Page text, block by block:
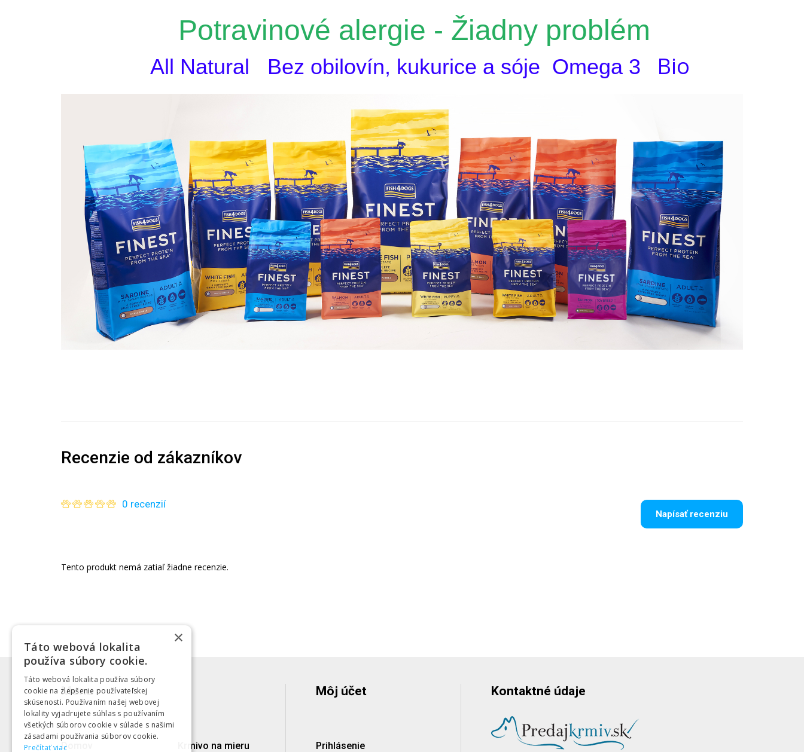
Potravinové alergie - Žiadny problém
All Natural Bez obilovín, kukurice a sóje Omega 3 Bio
Recenzie od zákazníkov
0 recenzií
Napísať recenziu
Tento produkt nemá zatiaľ žiadne recenzie.
Menu
Domov Krmivo na mieru
Môj účet
Prihlásenie
Kontaktné údaje
×
Táto webová lokalita
používa súbory cookie.
Táto webová lokalita používa súbory
cookie na zlepšenie používateľskej
skúsenosti. Používaním našej webovej
lokality vyjadrujete súhlas s používaním
všetkých súborov cookie v súlade s našimi
zásadami používania súborov cookie.
Prečítať viac